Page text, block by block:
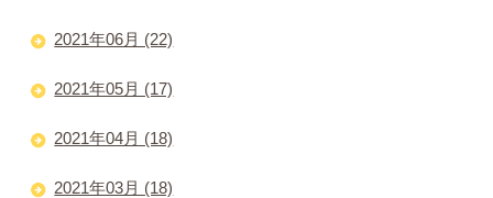
2021年06月 (22)
2021年05月 (17)
2021年04月 (18)
2021年03月 (18)